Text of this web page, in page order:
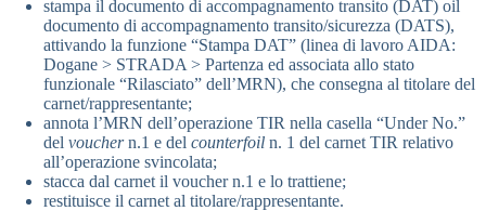
stampa il documento di accompagnamento transito (DAT) oil
documento di accompagnamento transito/sicurezza (DATS),
attivando la funzione “Stampa DAT” (linea di lavoro AIDA:
Dogane > STRADA > Partenza ed associata allo stato
funzionale “Rilasciato” dell’MRN), che consegna al titolare del
carnet/rappresentante;
annota l’MRN dell’operazione TIR nella casella “Under No.”
del vouchern.1 e del counterfoil n. 1 del carnet TIR relativo
all’operazione svincolata;
stacca dal carnet il voucher n.1 e lo trattiene;
restituisce il carnet al titolare/rappresentante.